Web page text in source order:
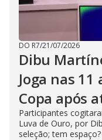
DO R7/21/07/2026
Dibu
Joga nas
Copa após
Participantes
Luva de Ouro, por
seleção; tem espaço?